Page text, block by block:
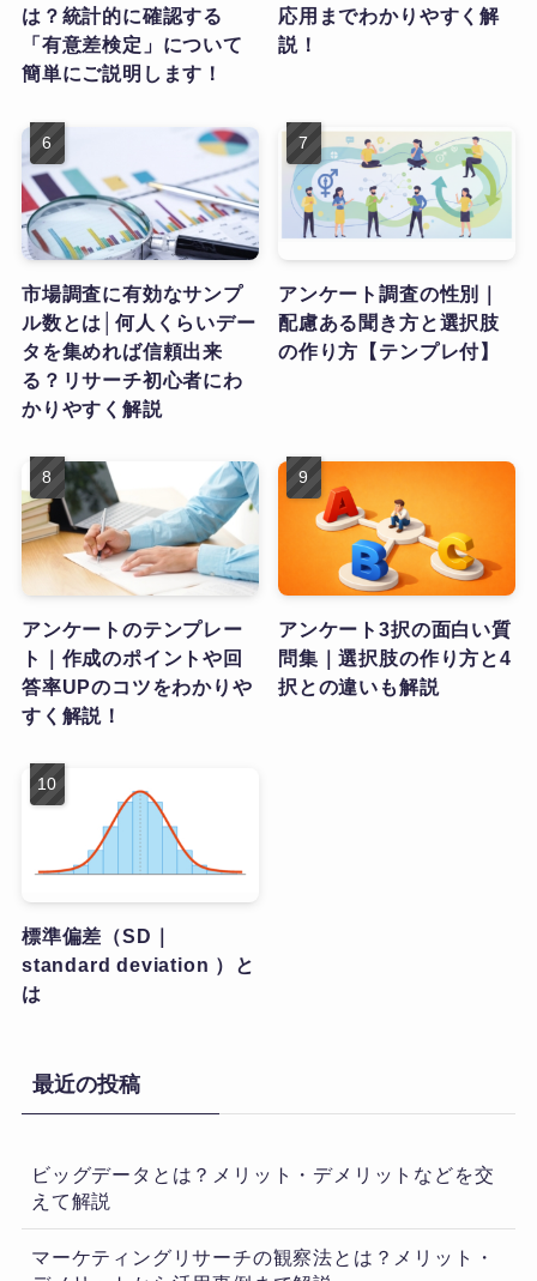
は？統計的に確認する
「有意差検定」について
簡単にご説明します！
応用までわかりやすく解
説！
市場調査に有効なサンプ
ル数とは│何人くらいデー
タを集めれば信頼出来
る？リサーチ初心者にわ
かりやすく解説
アンケート調査の性別｜
配慮ある聞き方と選択肢
の作り方【テンプレ付】
アンケートのテンプレー
ト｜作成のポイントや回
答率UPのコツをわかりや
すく解説！
アンケート3択の面白い質
問集｜選択肢の作り方と4
択との違いも解説
標準偏差（SD｜
standard deviation ）と
は
最近の投稿
ビッグデータとは？メリット・デメリットなどを交
えて解説
マーケティングリサーチの観察法とは？メリット・